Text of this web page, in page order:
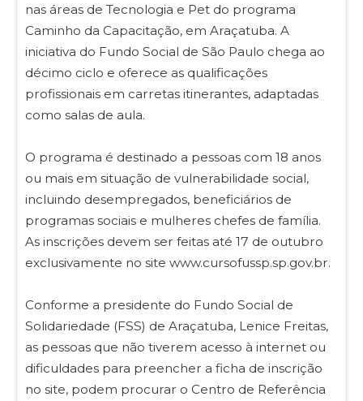
nas áreas de Tecnologia e Pet do programa
Caminho da Capacitação, em Araçatuba. A
iniciativa do Fundo Social de São Paulo chega ao
décimo ciclo e oferece as qualificações
profissionais em carretas itinerantes, adaptadas
como salas de aula.
O programa é destinado a pessoas com 18 anos
ou mais em situação de vulnerabilidade social,
incluindo desempregados, beneficiários de
programas sociais e mulheres chefes de família.
As inscrições devem ser feitas até 17 de outubro
exclusivamente no site www.cursofussp.sp.gov.br.
Conforme a presidente do Fundo Social de
Solidariedade (FSS) de Araçatuba, Lenice Freitas,
as pessoas que não tiverem acesso à internet ou
dificuldades para preencher a ficha de inscrição
no site, podem procurar o Centro de Referência